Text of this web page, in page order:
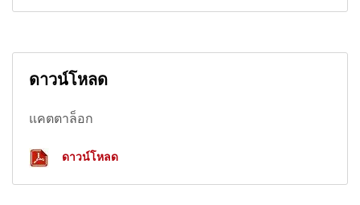
ดาวน์โหลด
แคตตาล็อก
ดาวน์โหลด